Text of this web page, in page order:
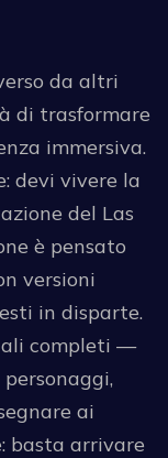
da altri
di trasformare
immersiva.
devi vivere la
del Las
è pensato
versioni
in disparte.
completi —
ai
basta arrivare